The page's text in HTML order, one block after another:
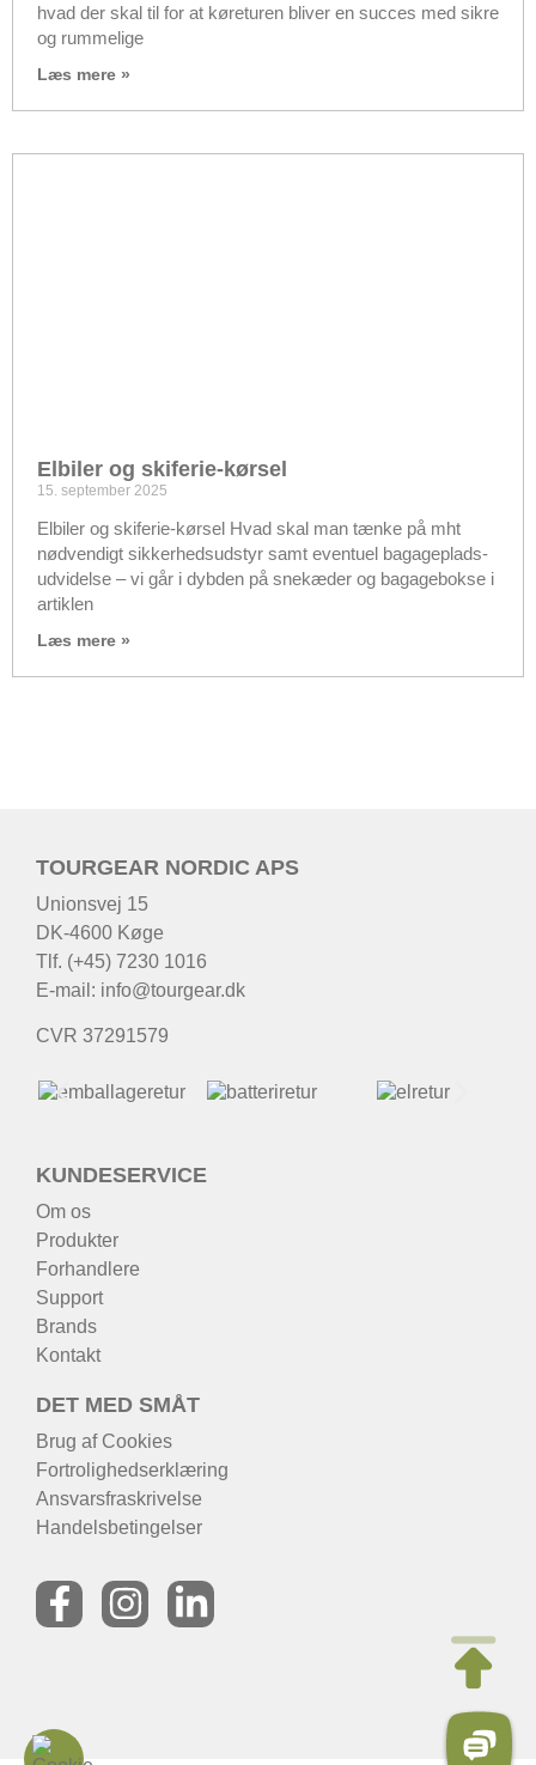
hvad der skal til for at køreturen bliver en succes med sikre
og rummelige
Læs mere »
Elbiler og skiferie-kørsel
15. september 2025
Elbiler og skiferie-kørsel Hvad skal man tænke på mht
nødvendigt sikkerhedsudstyr samt eventuel bagageplads-
udvidelse – vi går i dybden på snekæder og bagagebokse i
artiklen
Læs mere »
TOURGEAR NORDIC APS
Unionsvej 15
DK-4600 Køge
Tlf. (+45) 7230 1016
E-mail: info@tourgear.dk
CVR 37291579
KUNDESERVICE
Om os
Produkter
Forhandlere
Support
Brands
Kontakt
DET MED SMÅT
Brug af Cookies
Fortrolighedserklæring
Ansvarsfraskrivelse
Handelsbetingelser